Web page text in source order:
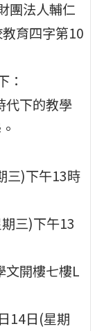
團法人輔仁
育四字第10
：
代下的教學
三)下午13時
三)下午13
文開樓七樓L
14日(星期